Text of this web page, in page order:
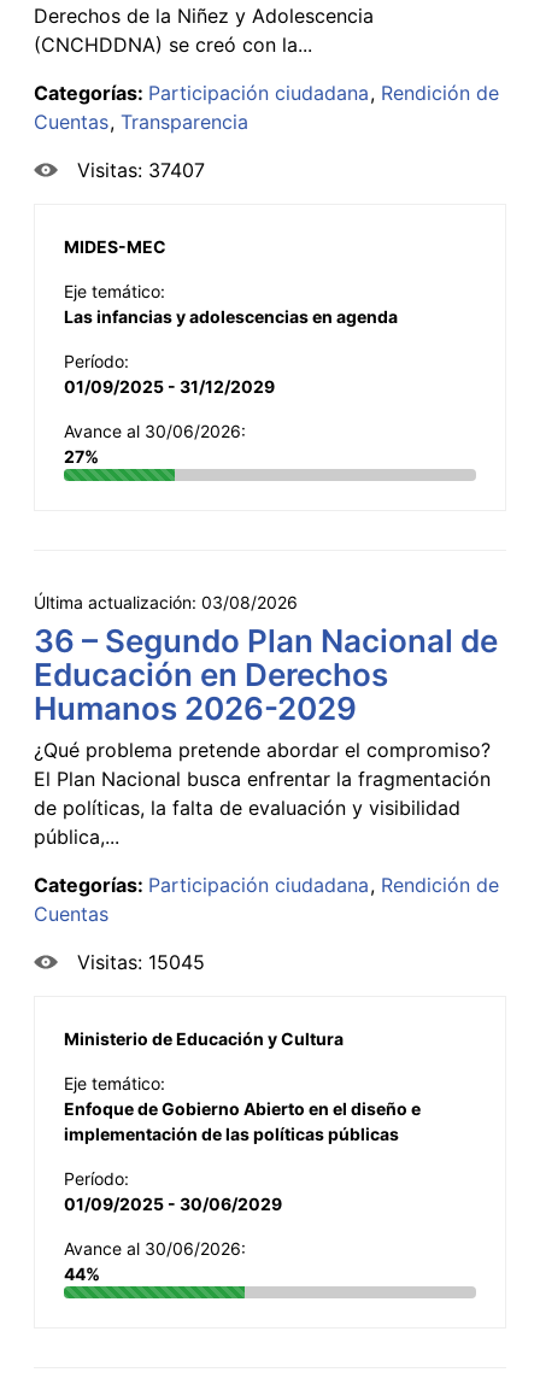
Derechos de la Niñez y Adolescencia
(CNCHDDNA) se creó con la...
Categorías: Participación ciudadana Rendición de
Cuentas Transparencia
Visitas: 37407
MIDES-MEC
Eje temático:
Las infancias y adolescencias en agenda
Período:
01/09/2025 - 31/12/2029
Avance al 30/06/2026:
27%
Última actualización: 03/08/2026
36 – Segundo Plan Nacional de
Educación en Derechos
Humanos 2026-2029
¿Qué problema pretende abordar el compromiso?
El Plan Nacional busca enfrentar la fragmentación
de políticas, la falta de evaluación y visibilidad
pública,...
Categorías: Participación ciudadana Rendición de
Cuentas
Visitas: 15045
Ministerio de Educación y Cultura
Eje temático:
Enfoque de Gobierno Abierto en el diseño e
implementación de las políticas públicas
Período:
01/09/2025 - 30/06/2029
Avance al 30/06/2026:
44%